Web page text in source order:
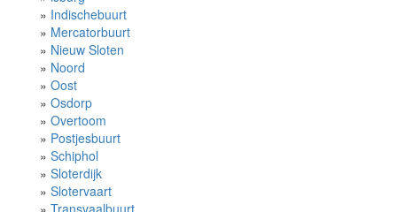
» Indischebuurt
» Mercatorbuurt
» Nieuw Sloten
» Noord
» Oost
» Osdorp
» Overtoom
» Postjesbuurt
» Schiphol
» Sloterdijk
» Slotervaart
» Transvaalbuurt